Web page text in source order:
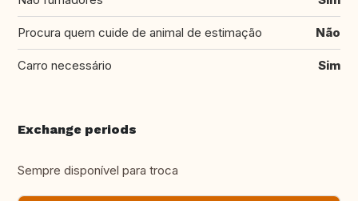
Procura quem cuide de animal de estimação Não
Carro necessário Sim
Exchange periods
Sempre disponível para troca